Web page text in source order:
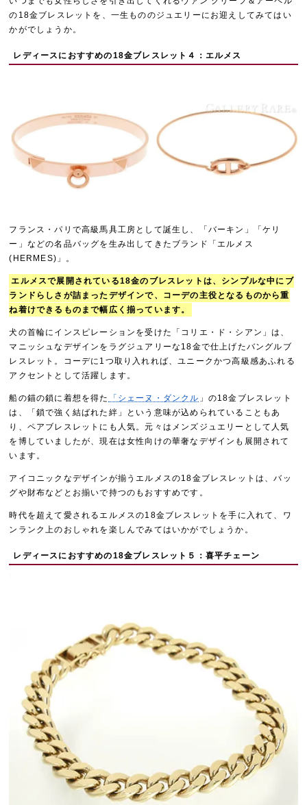
の18金ブレスレットを、一生もののジュエリーにお迎えしてみてはい
かがでしょうか。
レディースにおすすめの18金ブレスレット４：エルメス
フランス・パリで高級馬具工房として誕生し、「バーキン」「ケリ
ー」などの名品バッグを生み出してきたブランド「エルメス
(HERMES)」。
エルメスで展開されている18金のブレスレットは、シンプルな中にブ
ランドらしさが詰まったデザインで、コーデの主役となるものから重
ね着けできるものまで幅広く揃っています。
犬の首輪にインスピレーションを受けた「コリエ・ド・シアン」は、
マニッシュなデザインをラグジュアリーな18金で仕上げたバングルブ
レスレット。コーデに1つ取り入れれば、ユニークかつ高級感あふれる
アクセントとして活躍します。
船の錨の鎖に着想を得た 「シェーヌ・ダンクル 」の18金ブレスレット
は、「鎖で強く結ばれた絆」という意味が込められていることもあ
り、ペアブレスレットにも人気。元々はメンズジュエリーとして人気
を博していましたが、現在は女性向けの華奢なデザインも展開されて
います。
アイコニックなデザインが揃うエルメスの18金ブレスレットは、バッ
グや財布などとお揃いで持つのもおすすめです。
時代を超えて愛されるエルメスの18金ブレスレットを手に入れて、ワ
ンランク上のおしゃれを楽しんでみてはいかがでしょうか。
レディースにおすすめの18金ブレスレット５：喜平チェーン